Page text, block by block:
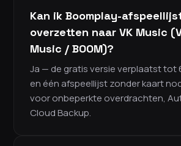
Kan ik Boomplay-
overzetten naar VK Music
Music / BOOM)?
Ja — de gratis versie verplaatst tot
en één afspeellijst zonder kaart
voor onbeperkte overdrachten,
Cloud Backup.